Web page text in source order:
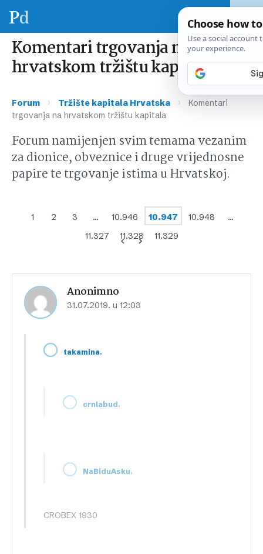
Komentari trgovanja na
hrvatskom tržištu kapitala
Forum › Tržište kapitala Hrvatska ›
Komentari
trgovanja na hrvatskom tržištu kapitala
Forum namijenjen svim temama vezanim
za dionice, obveznice i druge vrijednosne
papire te trgovanje istima u Hrvatskoj.
1 2 3 … 10.946 10.947 10.948
…
11.327
11.328 11.329
Anonimno
31.07.2019. u 12:03
takamina,
crnlabud,
NaBiduAsku,
CROBEX 1930